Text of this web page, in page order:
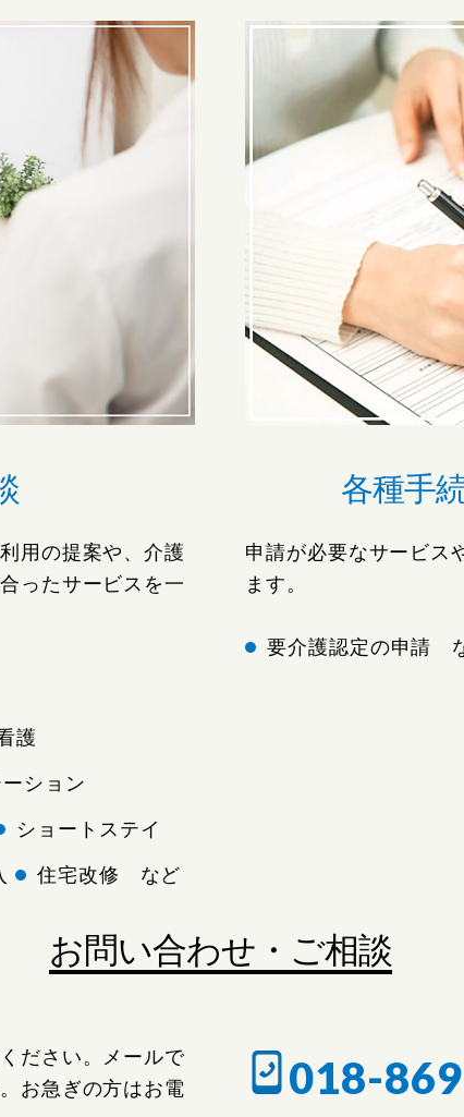
用の提案や、介護
ったサービスを一
護
ション
ショートステイ
住宅改修 など
各種手
申請が必要なサービス
ます。
要介護認定の申請
お問い合わせ・ご相談
ださい。メールで
お急ぎの方はお電
018-